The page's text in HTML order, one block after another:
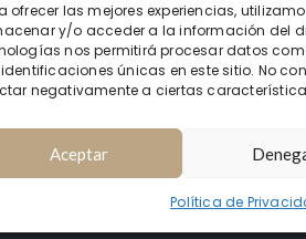
ofrecer las mejores experiencias,
y/o acceder a la información del
nos permitirá procesar datos
únicas en este sitio. No
negativamente a ciertas
Aceptar
Política de
Macabich nº64